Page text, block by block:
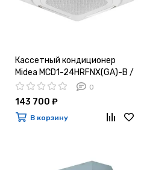
Кассетный кондиционер
Midea MCD1-24HRFNX(GA)-B /
MOX430U-24HFN8-Q(GA)
0
143 700 ₽
В корзину